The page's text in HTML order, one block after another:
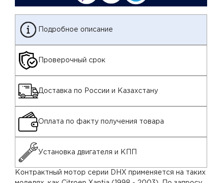
Подробное описание
Проверочный срок
Доставка по России и Казахстану
Оплата по факту получения товара
Установка двигателя и КПП
Контрактный мотор серии DHX применяется на таких